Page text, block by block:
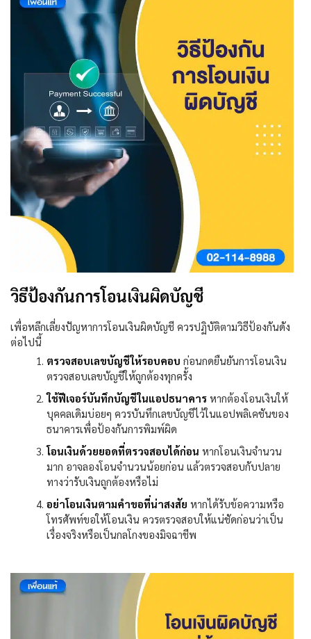
วิธีป้องกันการโอนเงินผิดบัญชี
เพื่อหลีกเลี่ยงปัญหาการโอนเงินผิดบัญชี ควรปฏิบัติตามวิธีป้องกันดัง
ต่อไปนี้
ตรวจสอบเลขบัญชีให้รอบคอบ ก่อนกดยืนยันการโอนเงิน
ตรวจสอบเลขบัญชีให้ถูกต้องทุกครั้ง
ใช้ฟีเจอร์บันทึกบัญชีในแอปธนาคาร หากต้องโอนเงินให้
บุคคลเดิมบ่อยๆ ควรบันทึกเลขบัญชีไว้ในแอปพลิเคชันของ
ธนาคารเพื่อป้องกันการพิมพ์ผิด
โอนเงินด้วยยอดที่ตรวจสอบได้ก่อน หากโอนเงินจำนวน
มาก อาจลองโอนจำนวนน้อยก่อน แล้วตรวจสอบกับปลาย
ทางว่ารับเงินถูกต้องหรือไม่
อย่าโอนเงินตามคำขอที่น่าสงสัย หากได้รับข้อความหรือ
โทรศัพท์ขอให้โอนเงิน ควรตรวจสอบให้แน่ชัดก่อนว่าเป็น
เรื่องจริงหรือเป็นกลโกงของมิจฉาชีพ